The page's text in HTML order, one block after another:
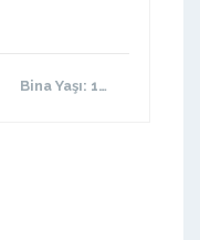
Bina Yaşı: 11-15 arası